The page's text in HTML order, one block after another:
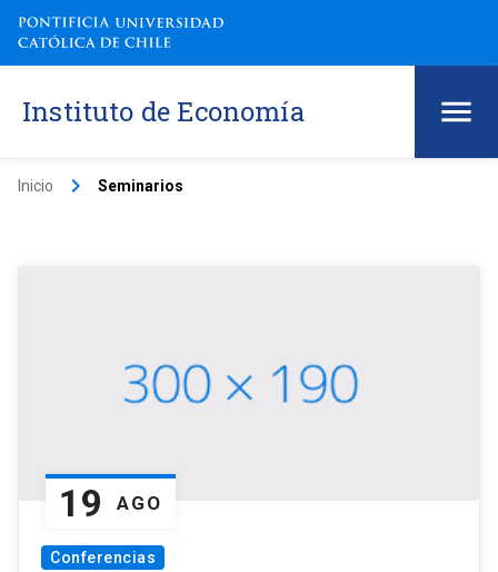
Instituto de Economía
Inicio keyboard_arrow_right Seminarios
19 AGO
Conferencias